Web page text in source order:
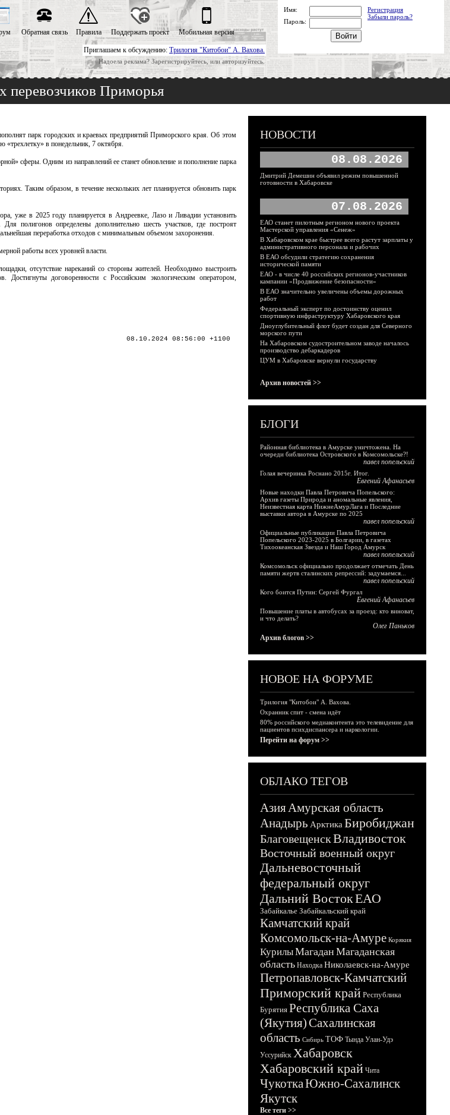
Приглашаем к обсуждению: Трилогия "Китобои" А. Вахова.
Надоела реклама? Зарегистрируйтесь, или авторизуйтесь.
Обратная связь Правила Поддержать проект Мобильная версия
Имя:
Регистрация
Забыли пароль?
Пароль:
перевозчиков Приморья
парк городских и краевых предприятий Приморского края. Об этом
в понедельник, 7 октября.
сферы. Одним из направлений ее станет обновление и пополнение парка
Таким образом, в течение нескольких лет планируется обновить парк
уже в 2025 году планируется в Андреевке, Лазо и Ливадии установить
полигонов определены дополнительно шесть участков, где построят
переработка отходов с минимальным объемом захоронения.
работы всех уровней власти.
отсутствие нареканий со стороны жителей. Необходимо выстроить
Достигнуты договоренности с Российским экологическим оператором,
08.10.2024 08:56:00 +1100
НОВОСТИ
08.08.2026
Дмитрий Демешин объявил режим повышенной
готовности в Хабаровске
07.08.2026
ЕАО станет пилотным регионом нового проекта
Мастерской управления «Сенеж»
В Хабаровском крае быстрее всего растут зарплаты у
административного персонала и рабочих
В ЕАО обсудили стратегию сохранения
исторической памяти
ЕАО - в числе 40 российских регионов-участников
кампании «Продвижение безопасности»
В ЕАО значительно увеличены объемы дорожных
работ
Федеральный эксперт по достоинству оценил
спортивную инфраструктуру Хабаровского края
Дноуглубительный флот будет создан для Северного
морского пути
На Хабаровском судостроительном заводе началось
производство дебаркадеров
ЦУМ в Хабаровске вернули государству
Архив новостей >>
БЛОГИ
Районная библиотека в Амурске уничтожена. На
очереди библиотека Островского в Комсомольске?!
павел попельский
Голая вечеринка Роснано 2015г. Итог.
Евгений Афанасьев
Новые находки Павла Петровича Попельского:
Архив газеты Природа и аномальные явления,
Неизвестная карта НижнеАмурЛага и Последние
выставки автора в Амурске по 2025
павел попельский
Официальные публикации Павла Петровича
Попельского 2023-2025 в Болгарии, в газетах
Тихоокеанская Звезда и Наш Город Амурск
павел попельский
Комсомольск официально продолжает отмечать День
памяти жертв сталинских репрессий: задумаемся...
павел попельский
Кого боится Путин: Сергей Фургал
Евгений Афанасьев
Повышение платы в автобусах за проезд: кто виноват,
и что делать?
Олег Паньков
Архив блогов >>
НОВОЕ НА ФОРУМЕ
Трилогия "Китобои" А. Вахова.
Охранник спит - смена идёт
80% российского медиаконтента это телевидение для
пациентов психдиспансера и наркологии.
Перейти на форум >>
ОБЛАКО ТЕГОВ
АзияАмурская область
Анадырь Арктика Биробиджан
БлаговещенскВладивосток
Восточный военный округ
Дальневосточный
федеральный округ
Дальний ВостокЕАО
Забайкалье Забайкальский край
Камчатский край
Комсомольск-на-Амуре Корякия
КурилыМагадан Магаданская
область Находка Николаевск-на-Амуре
Петропавловск-Камчатский
Приморский край Республика
Бурятия Республика Саха
(Якутия)Сахалинская
область Сибирь ТОФ Тында Улан-Удэ
Уссурийск Хабаровск
Хабаровский край Чита
ЧукоткаЮжно-Сахалинск
Якутск
Все теги >>